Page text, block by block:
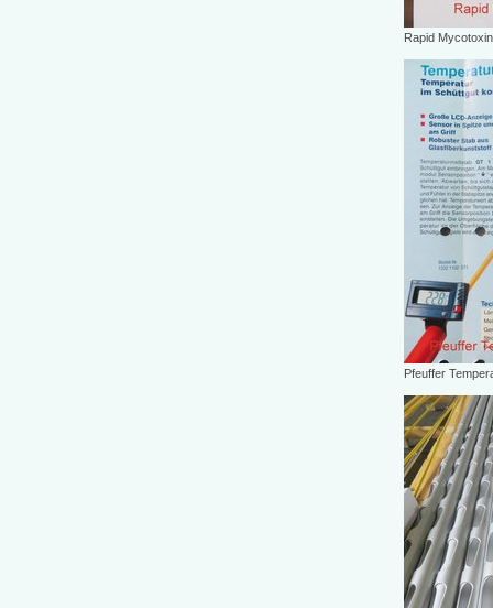
Rapid
Pfeuffer